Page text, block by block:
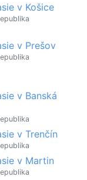
v Košice
v Prešov
v Banská
v Trenčín
v Martin